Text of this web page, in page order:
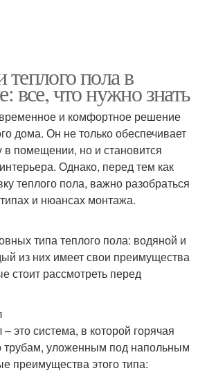
пола в
все, что нужно знать
и комфортное решение
дома. Он не только обеспечивает
помещении, но и становится
Однако, перед тем как
теплого пола, важно разобраться
и нюансах монтажа.
типа теплого пола: водяной и
из них имеет свои преимущества
стоит рассмотреть перед
это система, в которой горячая
трубам, уложенным под напольным
преимущества этого типа: